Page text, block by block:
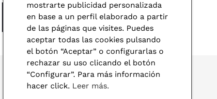
mostrarte publicidad personalizada
en base a un perfil elaborado a partir
de las páginas que visites. Puedes
aceptar todas las cookies pulsando
el botón “Aceptar” o configurarlas o
rechazar su uso clicando el botón
“Configurar”. Para más información
hacer click. Leer más.